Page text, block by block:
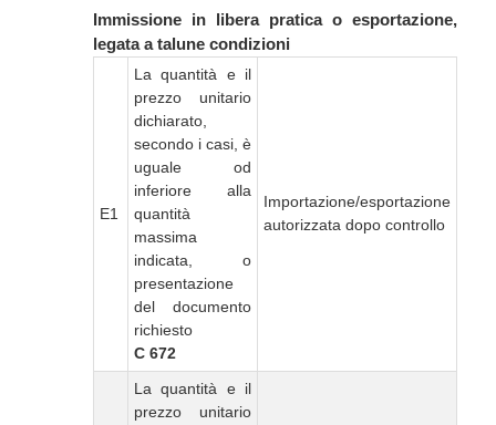
Immissione in libera pratica o esportazione,
legata a talune condizioni
E1
La quantità e il
prezzo unitario
dichiarato,
secondo i casi, è
uguale od
inferiore alla
quantità
massima
indicata, o
presentazione
del documento
richiesto
C 672
Importazione/esportazione
autorizzata dopo controllo
La quantità e il
prezzo unitario